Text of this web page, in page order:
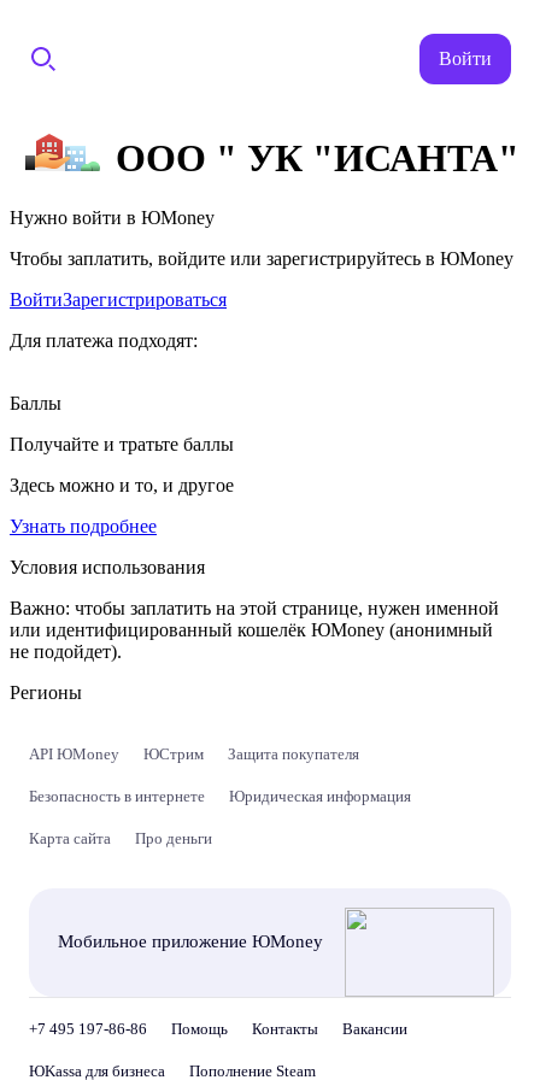
Войти
ООО " УК "ИСАНТА"
Нужно войти в ЮMoney
Чтобы заплатить, войдите или зарегистрируйтесь в ЮMoney
ВойтиЗарегистрироваться
Для платежа подходят:
Баллы
Получайте и тратьте баллы
Здесь можно и то, и другое
Узнать подробнее
Условия использования
Важно: чтобы заплатить на этой странице, нужен именной
или идентифицированный кошелёк ЮMoney (анонимный
не подойдет).
Регионы
API ЮMoney ЮСтрим Защита покупателя
Безопасность в интернете Юридическая информация
Карта сайта Про деньги
Мобильное приложение ЮMoney
+7 495 197-86-86 Помощь Контакты Вакансии
ЮKassa для бизнеса Пополнение Steam